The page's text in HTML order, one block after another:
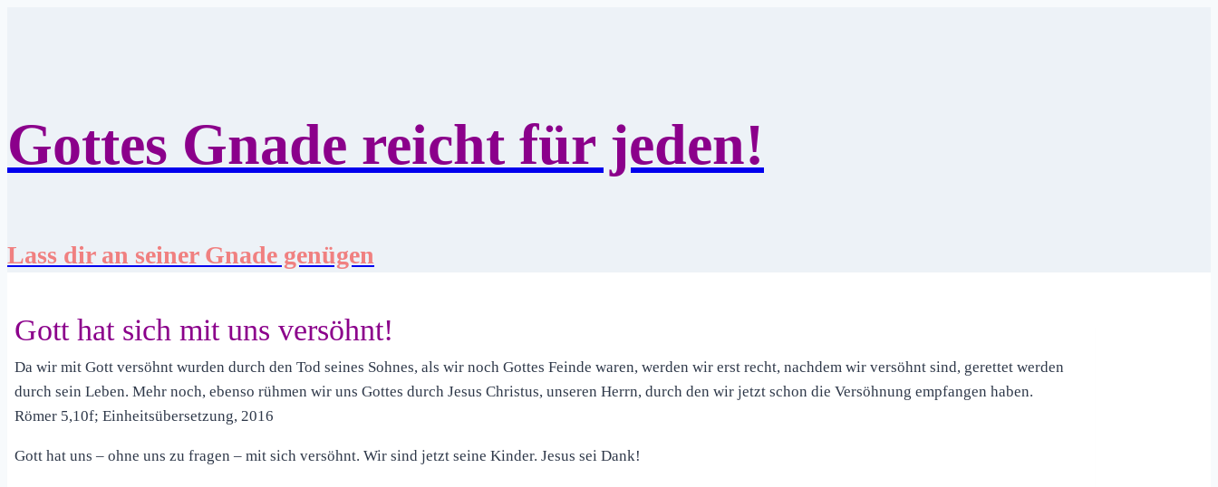
Gottes Gnade reicht für jeden!
Lass dir an seiner Gnade genügen
Gott hat sich mit uns versöhnt!
Da wir mit Gott versöhnt wurden durch den Tod seines Sohnes, als wir noch Gottes Feinde waren, werden wir erst recht, nachdem wir versöhnt sind, gerettet werden
durch sein Leben. Mehr noch, ebenso rühmen wir uns Gottes durch Jesus Christus, unseren Herrn, durch den wir jetzt schon die Versöhnung empfangen haben.
Römer 5,10f; Einheitsübersetzung, 2016
Gott hat uns – ohne uns zu fragen – mit sich versöhnt. Wir sind jetzt seine Kinder. Jesus sei Dank!